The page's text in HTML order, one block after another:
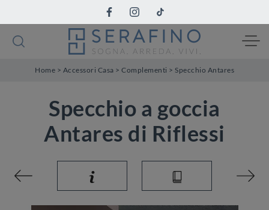
Home > Accessori Casa > Complementi > Specchio Antares
Specchio a goccia
Antares di Riflessi